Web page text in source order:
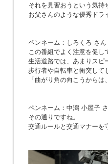
それを見習おうという気持
お父さんのような優秀ドラ
ペンネーム：しろくろ さん
この番組でよく注意を促し
生活道路では、あまりスピ
歩行者や自転車と衝突して
「曲がり角の向こうから
ペンネーム：中潟 小屋子
その通りですね。
交通ルールと交通マナーを